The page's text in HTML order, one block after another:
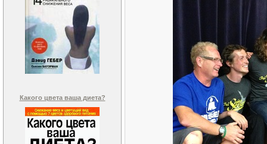
Какого цвета ваша диета?